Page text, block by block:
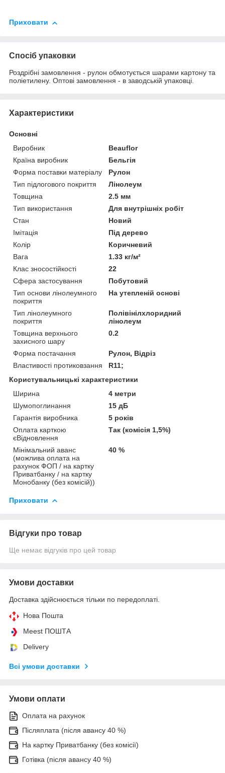
Приховати
Спосіб упаковки
Роздрібні замовлення - рулон обмотується шарами картону та
поліетилену. Оптові замовлення - в заводській упаковці.
Характеристики
Основні
Виробник
Beauflor
Країна виробник
Бельгія
Форма поставки матеріалу
Рулон
Тип підлогового покриття
Лінолеум
Товщина
2.5 мм
Тип використання
Для внутрішніх робіт
Стан
Новий
Імітація
Під дерево
Колір
Коричневий
Вага
1.33 кг/м²
Клас зносостійкості
22
Сфера застосування
Побутовий
Тип основи лінолеумного
покриття
На утепленій основі
Тип лінолеумного
покриття
Полівінілхлоридний
лінолеум
Товщина верхнього
захисного шару
0.2
Форма постачання
Рулон, Відріз
Властивості протиковзання
R11;
Користувальницькі характеристики
Ширина
4 метри
Шумопоглинання
15 дБ
Гарантія виробника
5 років
Оплата карткою
єВідновлення
Так (комісія 1,5%)
Мінімальний аванс
(можлива оплата на
рахунок ФОП / на картку
Приватбанку / на картку
Монобанку (без комісій))
40 %
Приховати
Відгуки про товар
Ще немає відгуків про цей товар
Умови доставки
Доставка здійснюється тільки по передоплаті.
Нова Пошта
Meest ПОШТА
Delivery
Всі умови доставки
Умови оплати
Оплата на рахунок
Післяплата (після авансу 40 %)
На картку Приватбанку (без комісії)
Готівка (після авансу 40 %)